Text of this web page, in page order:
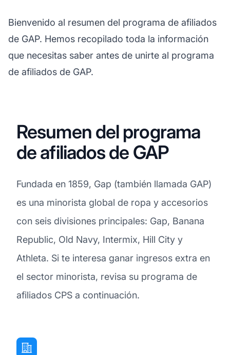
Bienvenido al resumen del programa de afiliados
de GAP. Hemos recopilado toda la información
que necesitas saber antes de unirte al programa
de afiliados de GAP.
Resumen del programa
de afiliados de GAP
Fundada en 1859, Gap (también llamada GAP)
es una minorista global de ropa y accesorios
con seis divisiones principales: Gap, Banana
Republic, Old Navy, Intermix, Hill City y
Athleta. Si te interesa ganar ingresos extra en
el sector minorista, revisa su programa de
afiliados CPS a continuación.